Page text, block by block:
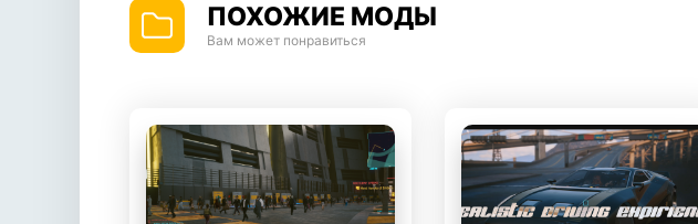
ПОХОЖИЕ МОДЫ
Вам может понравиться